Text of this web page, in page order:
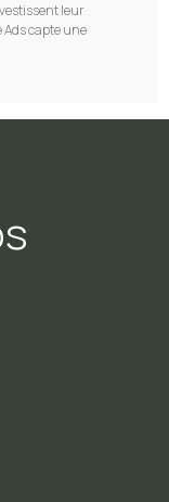
leur
capte une